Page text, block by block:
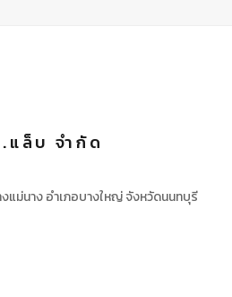
แล็บ จำกัด
แม่นาง อำเภอบางใหญ่ จังหวัดนนทบุรี